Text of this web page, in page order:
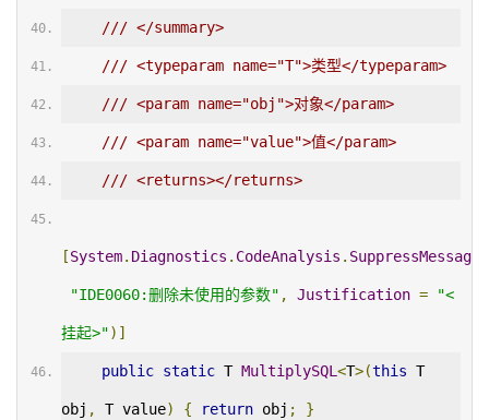
/// </summary>
/// <typeparam name="T">类型</typeparam>
/// <param name="obj">对象</param>
/// <param name="value">值</param>
/// <returns></returns>
[System. Diagnostics . CodeAnalysis . SuppressMessage
"IDE0060:删除未使用的参数" , Justification = "<
挂起>")]
public static T MultiplySQL <T>(this T
obj , T value) { return obj ; }